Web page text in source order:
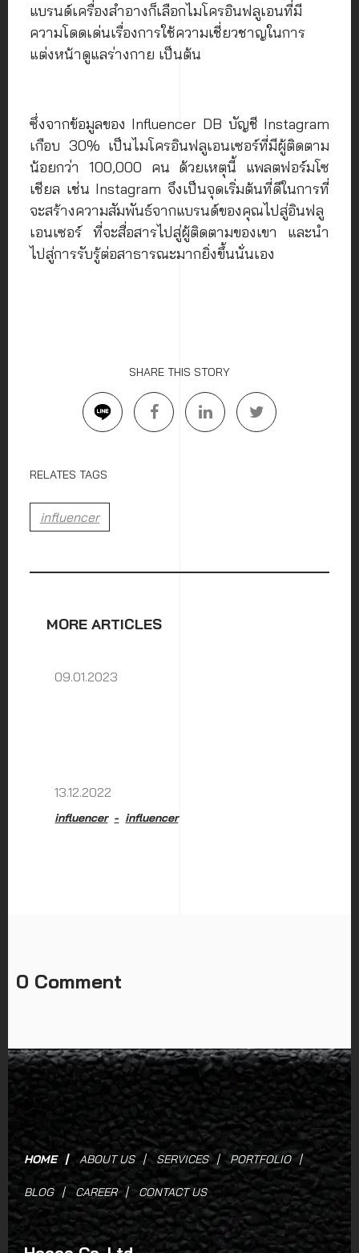
แบรนด์เครื่องสำอางก็เลือกไมโครอินฟลูเอนที่มี
ความโดดเด่นเรื่องการใช้ความเชี่ยวชาญในการ
แต่งหน้าดูแลร่างกาย เป็นต้น
ซึ่งจากข้อมูลของ Influencer DB บัญชี Instagram
เกือบ 30% เป็นไมโครอินฟลูเอนเซอร์ที่มีผู้ติดตาม
น้อยกว่า 100,000 คน ด้วยเหตุนี้ แพลตฟอร์มโซ
เชียล เช่น Instagram จึงเป็นจุดเริ่มต้นที่ดีในการที่
จะสร้างความสัมพันธ์จากแบรนด์ของคุณไปสู่อินฟลู
เอนเซอร์ ที่จะสื่อสารไปสู่ผู้ติดตามของเขา และนำ
ไปสู่การรับรู้ต่อสาธารณะมากยิ่งขึ้นนั่นเอง
SHARE THIS STORY
RELATES TAGS
influencer
MORE ARTICLES
09.01.2023
13.12.2022
influencer influencer
0 Comment
HOME ABOUT US SERVICES PORTFOLIO
BLOG CAREER CONTACT US